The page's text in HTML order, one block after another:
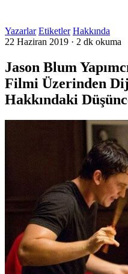
Yazarlar Etiketler Hakkında
22 Haziran 2019 · 2 dk okuma
Jason Blum
Filmi Üzerinden
Hakkındaki